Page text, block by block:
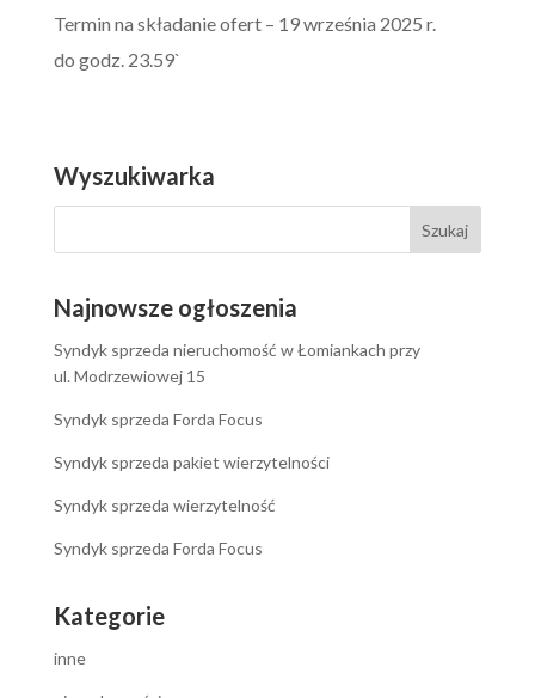
Termin na składanie ofert – 19 września 2025 r.
do godz. 23.59`
Wyszukiwarka
Najnowsze ogłoszenia
Syndyk sprzeda nieruchomość w Łomiankach przy
ul. Modrzewiowej 15
Syndyk sprzeda Forda Focus
Syndyk sprzeda pakiet wierzytelności
Syndyk sprzeda wierzytelność
Syndyk sprzeda Forda Focus
Kategorie
inne